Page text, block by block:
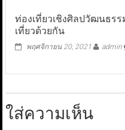
ท่องเที่ยวเชิงศิลปวัฒนธร
เที่ยวด้วยกัน
พฤศจิกายน 20, 2021 admin
ใส่ความเห็น